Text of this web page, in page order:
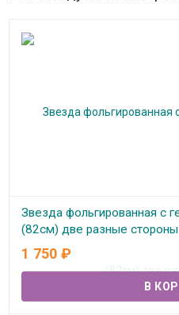
Звезда фольгированная
(82см) две разные стороны
В наличии
1 750 ₽